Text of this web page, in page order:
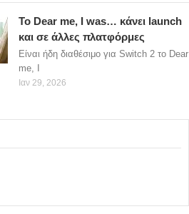
Το Dear me, I was… κάνει launch
και σε άλλες πλατφόρμες
Είναι ήδη διαθέσιμο για Switch 2 το Dear
me, I
Ιαν 29, 2026